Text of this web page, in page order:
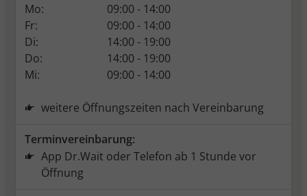
Mo:
09:00 - 14:00
Fr:
09:00 - 14:00
Di:
14:00 - 19:00
Do:
14:00 - 19:00
Mi:
09:00 - 14:00
weitere Öffnungszeiten nach Vereinbarung
Terminvereinbarung:
App Dr.Wait oder Telefon ab 1 Stunde vor
Öffnung